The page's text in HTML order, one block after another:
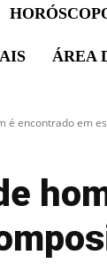
ÁREA
é encontrado em